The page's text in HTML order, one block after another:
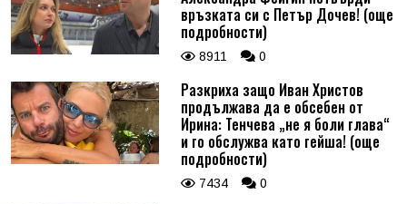
връзката си с Петър Дочев! (още
подробности)
8911 0
Разкриха защо Иван Христов
продължава да е обсебен от
Ирина: Тенчева „не я боли глава“
и го обслужва като гейша! (още
подробности)
7434 0